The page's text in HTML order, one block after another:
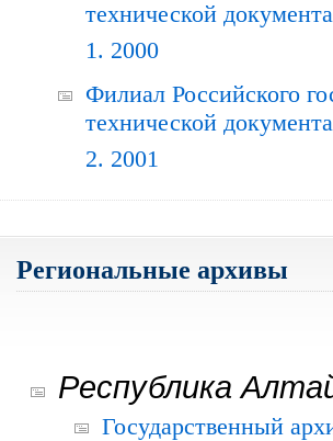
технической
1. 2000
Филиал Российского
технической
2. 2001
Региональные архивы
Республика
Государственный